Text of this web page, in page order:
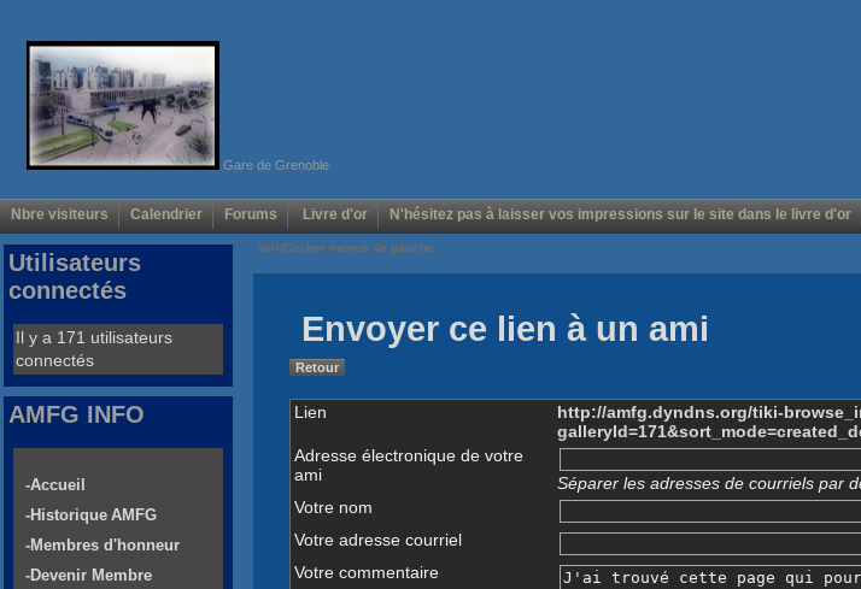
Gare de Grenoble
Nbre visiteurs Calendrier Forums Livre d'or N'hésitez pas à laisser vos impressions sur le site dans le livre d'or
Voir/Cacher menus de gauche
Envoyer ce lien à un ami
Retour
Lien
http://amfg.dyndns.org/tiki-
Adresse électronique de votre
ami
Séparer les adresses de courriels par
Votre nom
Votre adresse courriel
Votre commentaire
Utilisateurs
connectés
Il y a 171 utilisateurs
connectés
AMFG INFO
-Accueil
-Historique AMFG
-Membres d'honneur
-Devenir Membre